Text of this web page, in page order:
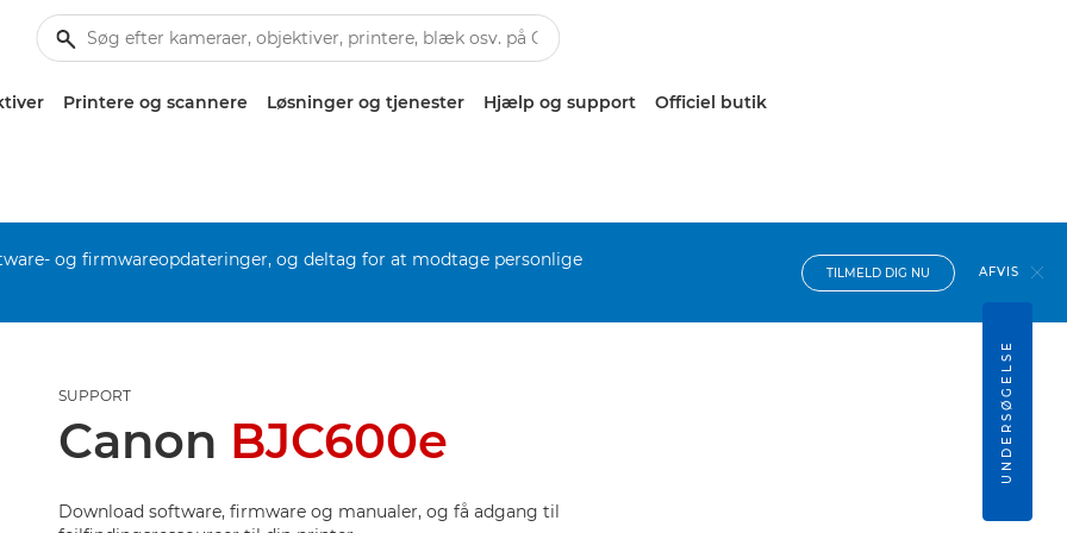
Printere og scannere Løsninger og tjenester Hjælp og support Officiel butik
og firmwareopdateringer, og deltag for at modtage personlige
TILMELD DIG NU AFVIS
SUPPORT
Canon BJC600e
Download software, firmware og manualer, og få adgang til
UNDERSØGELSE